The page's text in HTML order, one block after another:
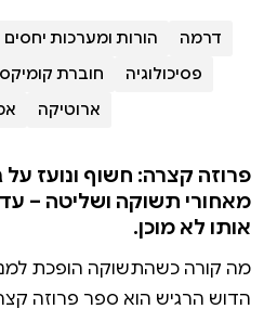
דרמה הורות ומערכות יחסים
פסיכולוגיה
חוברת קומיקס
ארוטיקה
פרוזה קצרה: חשוף ונועז
מאחורי תשוקה ושליטה –
אותו לא מוכן.
הדוש הרגיש הוא ספר פרוזה